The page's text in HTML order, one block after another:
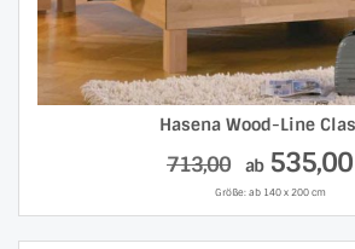
Hasena Wood-Line
713,00 ab
Größe: ab 140 x 200 cm